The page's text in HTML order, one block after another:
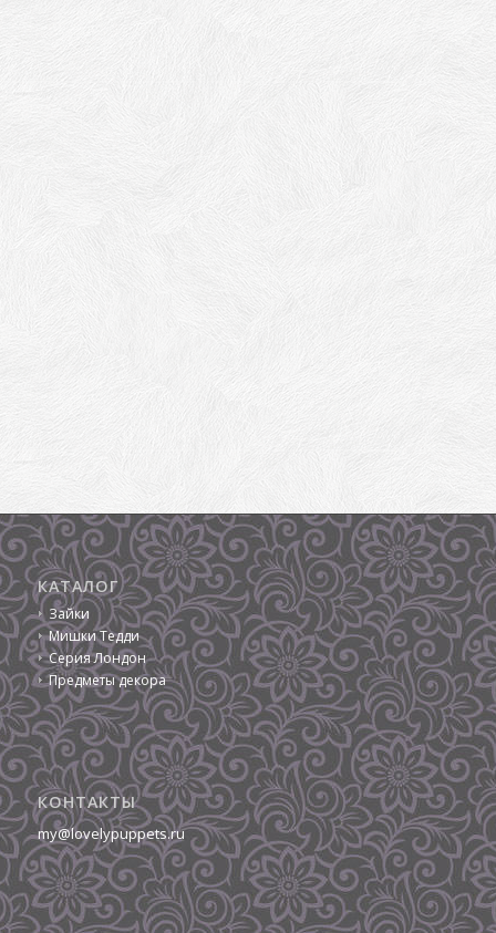
КАТАЛОГ
Зайки
Мишки Тедди
Серия Лондон
Предметы декора
КОНТАКТЫ
my@lovelypuppets.ru